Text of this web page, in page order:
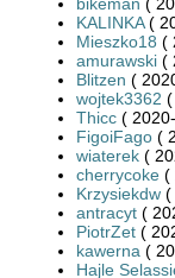
KALINKA(
Mieszko18 (
amurawski (
Blitzen (
wojtek3362
Thicc (
FigoiFago (
wiaterek (
cherrycoke (
Krzysiekdw (
antracyt (
PiotrZet (
kawerna (
Hajle